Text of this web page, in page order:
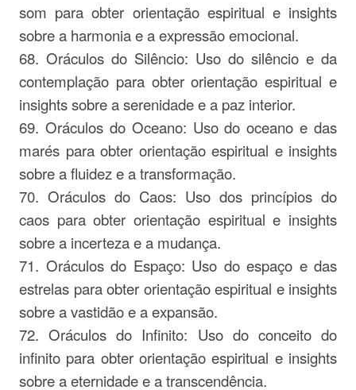
som para obter orientação espiritual e insights
sobre a harmonia e a expressão emocional.
68. Oráculos do Silêncio: Uso do silêncio e da
contemplação para obter orientação espiritual e
insights sobre a serenidade e a paz interior.
69. Oráculos do Oceano: Uso do oceano e das
marés para obter orientação espiritual e insights
sobre a fluidez e a transformação.
70. Oráculos do Caos: Uso dos princípios do
caos para obter orientação espiritual e insights
sobre a incerteza e a mudança.
71. Oráculos do Espaço: Uso do espaço e das
estrelas para obter orientação espiritual e insights
sobre a vastidão e a expansão.
72. Oráculos do Infinito: Uso do conceito do
infinito para obter orientação espiritual e insights
sobre a eternidade e a transcendência.